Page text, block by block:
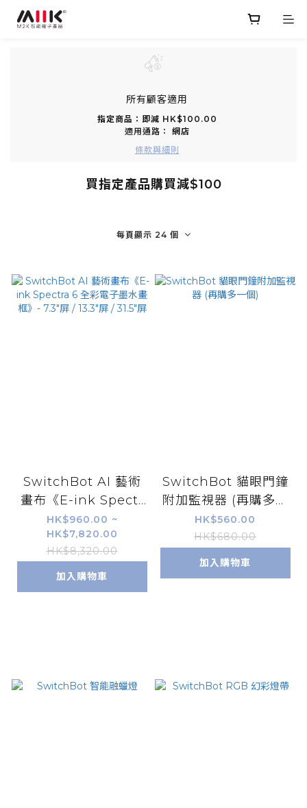
所有顧客適用
指定商品：即減 HK$100.00
適用通路： 網店
條款與細則
買指定產品購買減$100
每頁顯示 24 個
SwitchBot AI 藝術
畫布《E-ink Spectr
a 6 全彩電子墨水畫
框》- 7.3"屏 / 13.3"屏
/ 31.5"屏
HK$960.00 ~
HK$7,820.00
HK$8,320.00
加入購物車
SwitchBot 貓眼門鐘
附加監視器 (再購多一
個)
HK$560.00
HK$680.00
加入購物車